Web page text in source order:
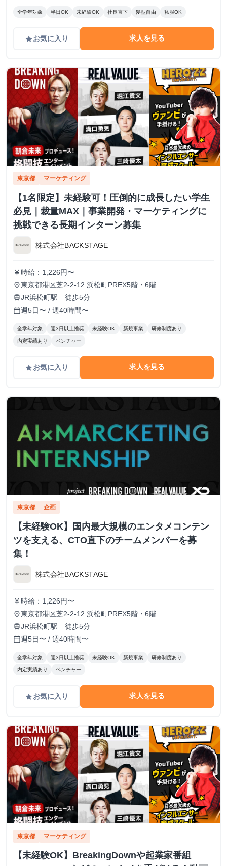
全学年対象 半日OK 未経験OK 社長直下 髪型自由 私服OK
gradeお気に入り 求人を見る
東京都 マーケティング
【1名限定】未経験可！圧倒的に成長したい学生
必見｜裁量MAX｜事業開発・マーケティングに
挑戦できる長期インターン募集
株式会社BACKSTAGE
currency_yen 時給：1,226円〜
place東京都港区芝2-2-12 浜松町PREX5階・6階
trainJR浜松町駅 徒歩5分
calendar_today週5日〜 / 週40時間〜
全学年対象 週3日以上推奨 未経験OK 新規事業 研修制度あり
内定実績あり ベンチャー
gradeお気に入り 求人を見る
東京都 企画
【未経験OK】国内最大規模のエンタメコンテン
ツを支える、CTO直下のチームメンバーを募
集！
株式会社BACKSTAGE
currency_yen 時給：1,226円〜
place東京都港区芝2-2-12 浜松町PREX5階・6階
trainJR浜松町駅 徒歩5分
calendar_today週5日〜 / 週40時間〜
全学年対象 週3日以上推奨 未経験OK 新規事業 研修制度あり
内定実績あり ベンチャー
gradeお気に入り 求人を見る
東京都 マーケティング
【未経験OK】BreakingDownや起業家番組